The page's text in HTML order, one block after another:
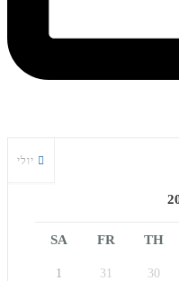
יולי
TH
FR
SA
30
31
1